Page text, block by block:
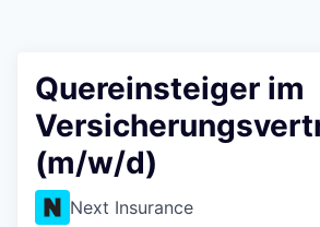
Quereinsteiger im
(m/w/d)
Next Insurance